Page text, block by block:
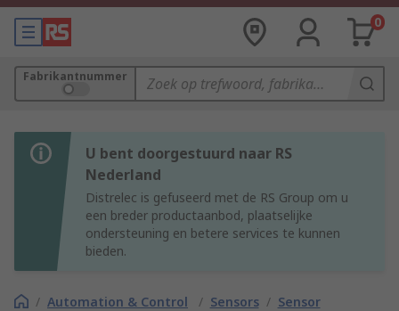
0
Fabrikantnummer
U bent doorgestuurd naar RS
Nederland
Distrelec is gefuseerd met de RS Group om u
een breder productaanbod, plaatselijke
ondersteuning en betere services te kunnen
bieden.
/ Automation & Control
/ Sensors / Sensor